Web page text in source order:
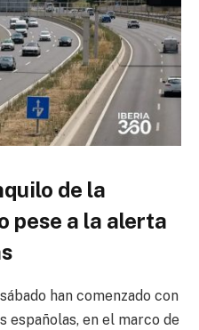
de la
pese a la alerta
han comenzado con
españolas, en el marco de